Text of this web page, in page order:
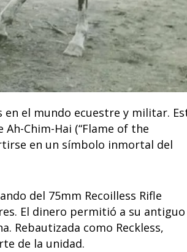
en el mundo ecuestre y militar.
Chim-Hai (“Flame of the
en un símbolo inmortal del
del 75mm Recoilless Rifle
El dinero permitió a su antiguo
Rebautizada como Reckless,
de la unidad.